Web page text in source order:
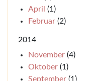
April (1)
Februar (2)
2014
November (4)
Oktober (1)
September (1)